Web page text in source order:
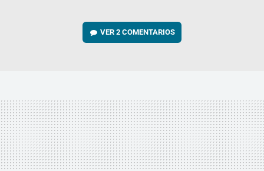
VER2 COMENTARIOS